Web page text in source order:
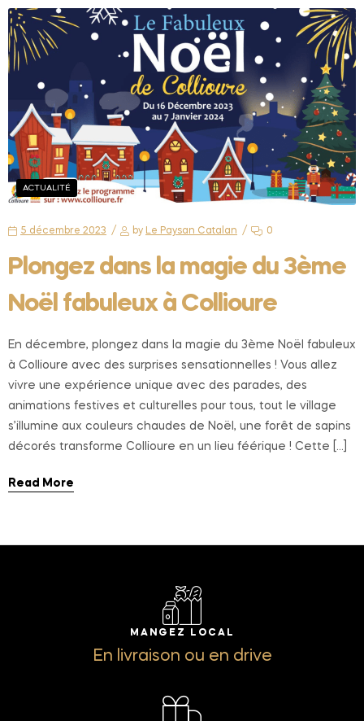
ACTUALITÉ
5 décembre 2023 by Le Paysan Catalan 0
Plongez dans la magie du 3ème
Noël fabuleux à Collioure
En décembre, plongez dans la magie du 3ème Noël fabuleux
à Collioure avec des surprises sensationnelles ! Vous allez
vivre une expérience unique avec des parades, des
animations festives et culturelles pour tous, tout le village
s’illumine aux couleurs chaudes de Noël, une forêt de sapins
décorés transforme Collioure en un lieu féérique ! Cette […]
Read More
MANGEZ LOCAL
En livraison ou en drive